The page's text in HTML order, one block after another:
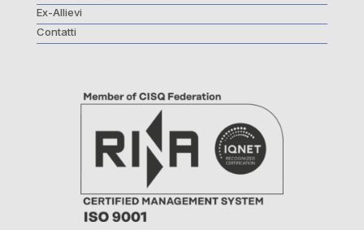
Ex-Allievi
Contatti